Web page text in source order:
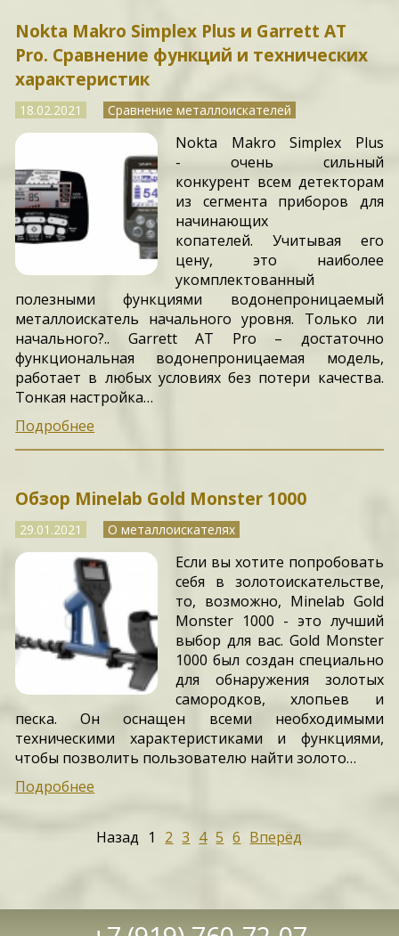
Nokta Makro Simplex Plus и Garrett AT
Pro. Сравнение функций и технических
характеристик
18.02.2021 Сравнение металлоискателей
Nokta Makro Simplex Plus
- очень сильный
конкурент всем детекторам
из сегмента приборов для
начинающих
копателей. Учитывая его
цену, это наиболее
укомплектованный
полезными функциями водонепроницаемый
металлоискатель начального уровня. Только ли
начального?.. Garrett AT Pro – достаточно
функциональная водонепроницаемая модель,
работает в любых условиях без потери качества.
Тонкая настройка…
Подробнее
Обзор Minelab Gold Monster 1000
29.01.2021 О металлоискателях
Если вы хотите попробовать
себя в золотоискательстве,
то, возможно, Minelab Gold
Monster 1000 - это лучший
выбор для вас. Gold Monster
1000 был создан специально
для обнаружения золотых
самородков, хлопьев и
песка. Он оснащен всеми необходимыми
техническими характеристиками и функциями,
чтобы позволить пользователю найти золото…
Подробнее
Назад 1 2 3 4 5 6 Вперёд